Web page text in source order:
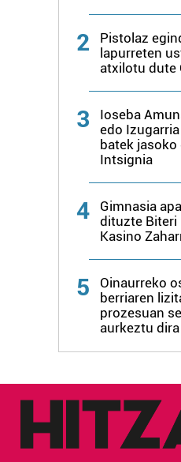
2
Pistolaz
lapurreten
atxilotu dute
3
Ioseba
edo
batek
Intsignia
4
Gimnasia
dituzte Biteri
Kasino
5
Oinaurreko
berriaren
prozesuan
aurkeztu dira